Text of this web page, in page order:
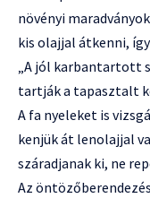
növényi
kis olajjal átkenni,
„A jól karbantartott
tartják a tapasztalt
A fa nyeleket is
kenjük át lenolajjal
száradjanak ki, ne
Az